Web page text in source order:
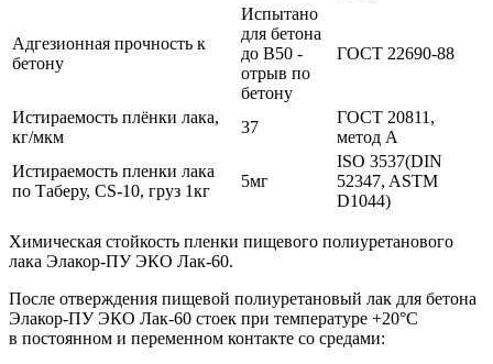
Адгезионная прочность к
бетону
Испытано
для бетона
до В50 -
отрыв по
бетону
ГОСТ 22690-88
Истираемость плёнки лака,
кг/мкм
37
ГОСТ 20811,
метод А
Истираемость пленки лака
по Таберу, CS-10, груз 1кг
5мг
ISO 3537(DIN
52347, ASTM
D1044)
Химическая стойкость пленки пищевого полиуретанового
лака Элакор-ПУ ЭКО Лак-60.
После отверждения пищевой полиуретановый лак для бетона
Элакор-ПУ ЭКО Лак-60 стоек при температуре +20°С
в постоянном и переменном контакте со средами: